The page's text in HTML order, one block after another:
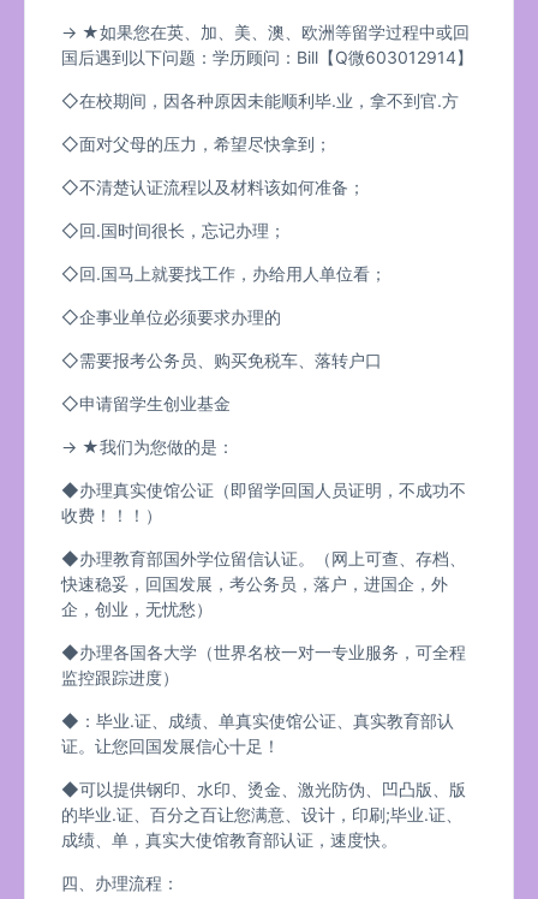
→ ★如果您在英、加、美、澳、欧洲等留学过程中或回
国后遇到以下问题：学历顾问：Bill【Q微603012914】
◇在校期间，因各种原因未能顺利毕.业，拿不到官.方
◇面对父母的压力，希望尽快拿到；
◇不清楚认证流程以及材料该如何准备；
◇回.国时间很长，忘记办理；
◇回.国马上就要找工作，办给用人单位看；
◇企事业单位必须要求办理的
◇需要报考公务员、购买免税车、落转户口
◇申请留学生创业基金
→ ★我们为您做的是：
◆办理真实使馆公证（即留学回国人员证明，不成功不
收费！！！）
◆办理教育部国外学位留信认证。（网上可查、存档、
快速稳妥，回国发展，考公务员，落户，进国企，外
企，创业，无忧愁）
◆办理各国各大学（世界名校一对一专业服务，可全程
监控跟踪进度）
◆：毕业.证、成绩、单真实使馆公证、真实教育部认
证。让您回国发展信心十足！
◆可以提供钢印、水印、烫金、激光防伪、凹凸版、版
的毕业.证、百分之百让您满意、设计，印刷;毕业.证、
成绩、单，真实大使馆教育部认证，速度快。
四、办理流程：